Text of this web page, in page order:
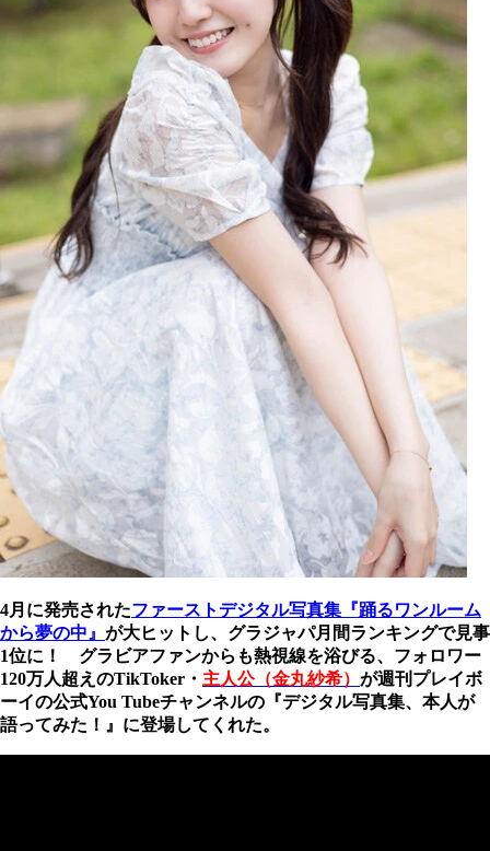
4月に発売されたファーストデジタル写真集『踊るワンルーム
から夢の中』 が大ヒットし、グラジャパ月間ランキングで見事
1位に！ グラビアファンからも熱視線を浴びる、フォロワー
120万人超えのTikToker・ 主人公（金丸紗希） が週刊プレイボ
ーイの公式You Tubeチャンネルの『デジタル写真集、本人が
語ってみた！』に登場してくれた。